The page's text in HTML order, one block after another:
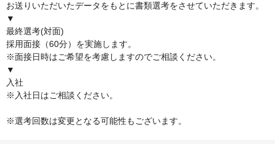
お送りいただいたデータをもとに書類選考をさせていただきます。
▼
最終選考(対面)
採用面接（60分）を実施します。
※面接日時はご希望を考慮しますのでご相談ください。
▼
入社
※入社日はご相談ください。
※選考回数は変更となる可能性もございます。